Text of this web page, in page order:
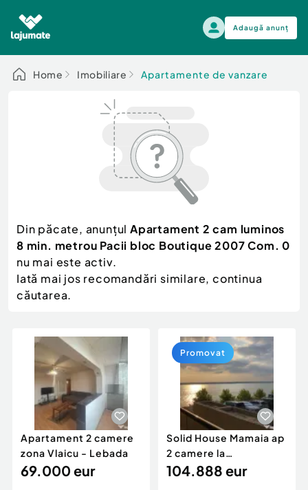
Adaugă anunț
Alege categoria
Auto, moto si ambarcatiuni
Electronice si electrocasnice
Mama si copilul
Moda si frumusete
Sport, timp liber, arta
Agro si Industrie
Animale de companie
Afaceri și echipamente profesionale
Inchiriere Bunuri si Vehicule
Auto, moto si ambarcatiuni
Scutere - ATV - UTV
Autoutilitare
Ambarcatiuni
Camioane - Rulote - Remorci
Motociclete
Piese auto si accesorii
Dacia Duster
Home Imobiliare Apartamente de vanzare
Din păcate, anunțul Apartament 2 cam luminos
8 min. metrou Pacii bloc Boutique 2007 Com. 0
nu mai este activ.
Iată mai jos recomandări similare, continua
căutarea.
Apartament 2 camere
zona Vlaicu - Lebada
69.000 eur
Solid House Mamaia ap
2 camere la
cheie,langa Mega
104.888 eur
Promovat